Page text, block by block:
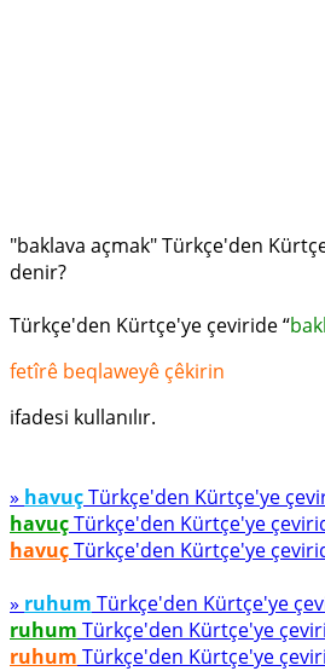
"baklava açmak" Türkçe'den
denir?
Türkçe'den Kürtçe'ye çeviride “
fetîrê beqlaweyê çêkirin
ifadesi kullanılır.
» havuçTürkçe'den Kürtçe'ye
havuçTürkçe'den Kürtçe'ye
havuçTürkçe'den Kürtçe'ye
» ruhum Türkçe'den Kürtçe'ye
ruhum Türkçe'den Kürtçe'ye
ruhum Türkçe'den Kürtçe'ye